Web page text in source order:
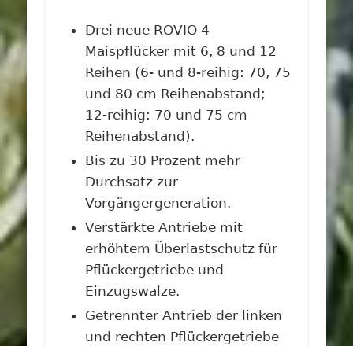
Drei neue ROVIO 4
Maispflücker mit 6, 8 und 12
Reihen (6- und 8-reihig: 70, 75
und 80 cm Reihenabstand;
12-reihig: 70 und 75 cm
Reihenabstand).
Bis zu 30 Prozent mehr
Durchsatz zur
Vorgängergeneration.
Verstärkte Antriebe mit
erhöhtem Überlastschutz für
Pflückergetriebe und
Einzugswalze.
Getrennter Antrieb der linken
und rechten Pflückergetriebe